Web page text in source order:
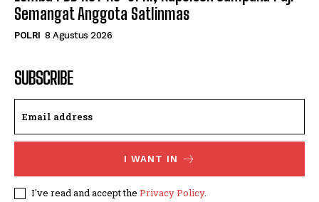
Semangat Anggota Satlinmas
POLRI 8 Agustus 2026
SUBSCRIBE
I WANT IN
I've read and accept the Privacy Policy.